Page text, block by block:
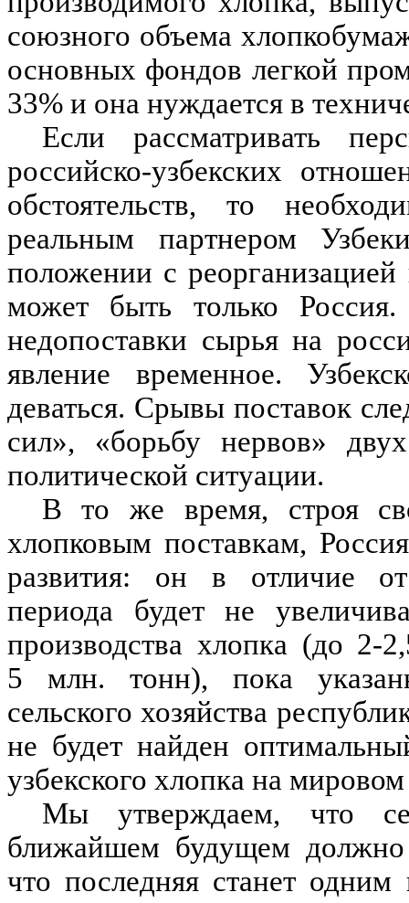
союзного объема
основных фондов легкой
33% и она нуждается в
Если рассматривать
российско-узбекских
обстоятельств, то
реальным партнером
положении с реорганизацией
может быть только
недопоставки сырья на
явление временное.
деваться. Срывы поставок
сил», «борьбу нервов»
политической ситуации.
В то же время, строя
хлопковым поставкам,
развития: он в отличие от
периода будет не
производства хлопка (до
5 млн. тонн), пока
сельского хозяйства
не будет найден
узбекского хлопка на
Мы утверждаем, что
ближайшем будущем должно
что последняя станет